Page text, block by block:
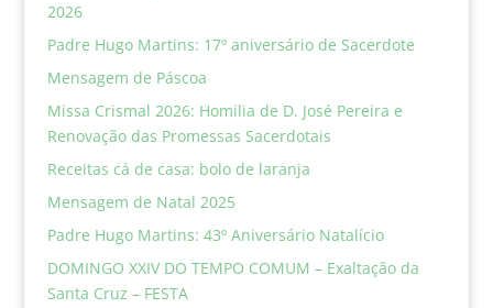
2026
Padre Hugo Martins: 17º aniversário de Sacerdote
Mensagem de Páscoa
Missa Crismal 2026: Homilia de D. José Pereira e
Renovação das Promessas Sacerdotais
Receitas cá de casa: bolo de laranja
Mensagem de Natal 2025
Padre Hugo Martins: 43º Aniversário Natalício
DOMINGO XXIV DO TEMPO COMUM – Exaltação da
Santa Cruz – FESTA